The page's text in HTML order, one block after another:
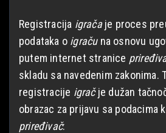
Registracija igračaje proces
podataka o igraču na osnovu
putem internet stranice
skladu sa navedenim zakonima.
registracije igračje dužan
obrazac za prijavu sa podacima
priređivač: